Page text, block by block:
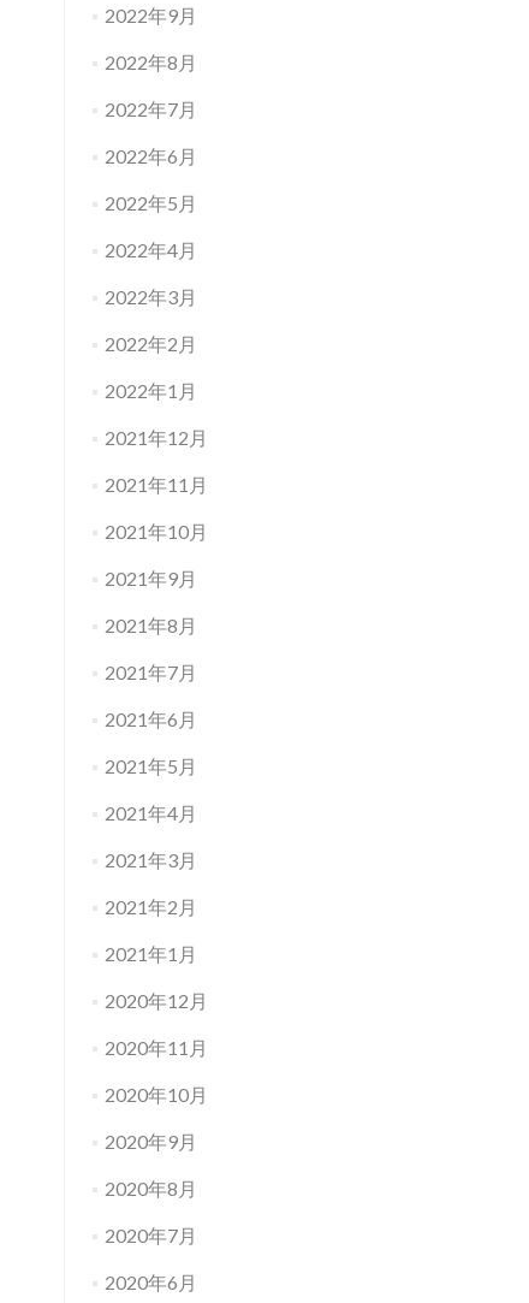
2022年9月
2022年8月
2022年7月
2022年6月
2022年5月
2022年4月
2022年3月
2022年2月
2022年1月
2021年12月
2021年11月
2021年10月
2021年9月
2021年8月
2021年7月
2021年6月
2021年5月
2021年4月
2021年3月
2021年2月
2021年1月
2020年12月
2020年11月
2020年10月
2020年9月
2020年8月
2020年7月
2020年6月